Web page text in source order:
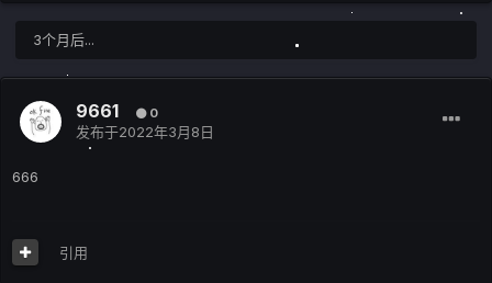
3个月后...
9661 0
发布于2022年3月8日
666
引用